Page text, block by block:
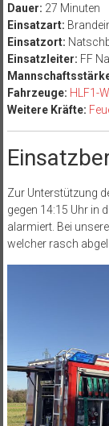
Dauer: 27 Minuten
Einsatzart:
Einsatzort:
Einsatzleiter: FF
Fahrzeuge: HLF1-W,
Weitere Kräfte:
Zur Unterstützung
gegen 14:15 Uhr in
alarmiert. Bei
welcher rasch